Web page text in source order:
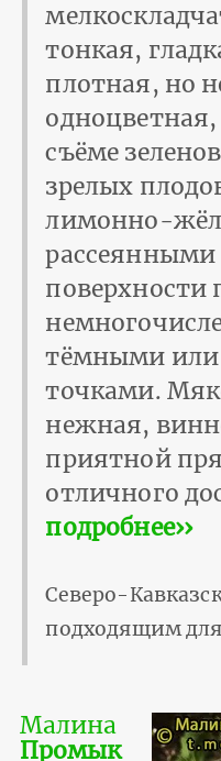
тонкая,
плотная, но
съёме
зрелых
лимонно-
рассеянными
поверхности
тёмными
точками.
нежная,
приятной
отличного
подробнее››
Северо-
подходящим для
Малина
Промык